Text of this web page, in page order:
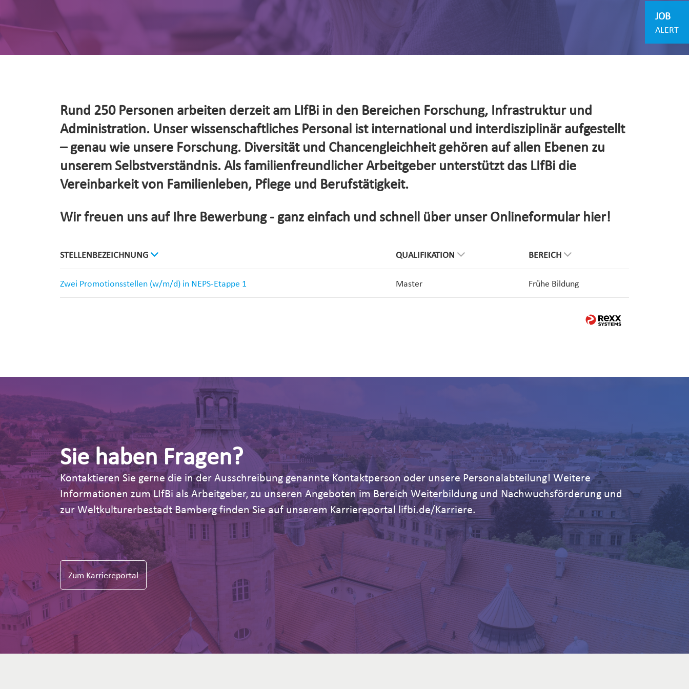
Rund 250 Personen arbeiten derzeit am LIfBi in den Bereichen Forschung, Infrastruktur und
Administration. Unser wissenschaftliches Personal ist international und interdisziplinär aufgestellt
– genau wie unsere Forschung. Diversität und Chancengleichheit gehören auf allen Ebenen zu
unserem Selbstverständnis. Als familienfreundlicher Arbeitgeber unterstützt das LIfBi die
Vereinbarkeit von Familienleben, Pflege und Berufstätigkeit.
Wir freuen uns auf Ihre Bewerbung - ganz einfach und schnell über unser Onlineformular hier!
STELLENBEZEICHNUNG QUALIFIKATION BEREICH
Zwei Promotionsstellen (w/m/d) in NEPS-Etappe 1 Master Frühe Bildung
JOB
ALERT
Sie haben Fragen?
Kontaktieren Sie gerne die in der Ausschreibung genannte Kontaktperson oder unsere Personalabteilung! Weitere
Informationen zum LIfBi als Arbeitgeber, zu unseren Angeboten im Bereich Weiterbildung und Nachwuchsförderung und
zur Weltkulturerbestadt Bamberg finden Sie auf unserem Karriereportal lifbi.de/Karriere.
Zum Karriereportal